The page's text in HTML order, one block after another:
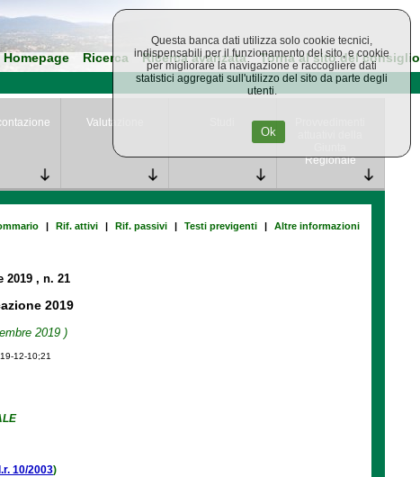
Homepage Ricerca Ricerca avanzata Torna al sito del consiglio
Valutazione
Regionale
| Rif. attivi | Rif. passivi | Testi previgenti | Altre informazioni
2019 , n. 21
2019
2019 )
12-10;21
10/2003)
Questa banca dati utilizza solo cookie tecnici,
indispensabili per il funzionamento del sito, e cookie
per migliorare la navigazione e raccogliere dati
statistici aggregati sull'utilizzo del sito da parte degli
utenti.
Ok